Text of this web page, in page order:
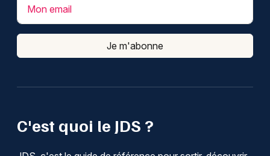
C'est quoi le JDS ?
Mon email
Je m'abonne